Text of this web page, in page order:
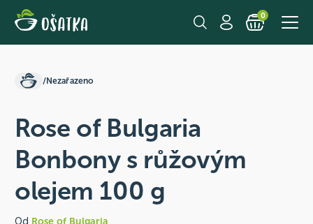
0
/Nezařazeno
Rose of Bulgaria
Bonbony s růžovým
olejem 100 g
Od Rose of Bulgaria